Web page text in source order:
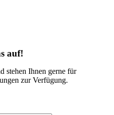
auf!
stehen Ihnen gerne für
zur Verfügung.